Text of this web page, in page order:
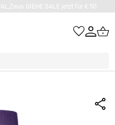
SIEHE SALE jetzt für € 50